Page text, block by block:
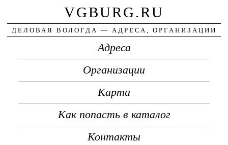
VGBURG.RU
ДЕЛОВАЯ ВОЛОГДА — АДРЕСА, ОРГАНИЗАЦИИ
Адреса
Организации
Карта
Как попасть в каталог
Контакты